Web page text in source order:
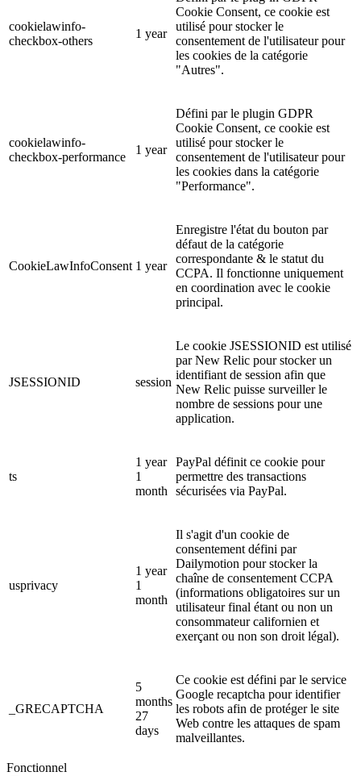
cookielawinfo-
checkbox-others
1 year
Cookie Consent, ce cookie est
utilisé pour stocker le
consentement de l'utilisateur pour
les cookies de la catégorie
"Autres".
cookielawinfo-
checkbox-performance
1 year
Défini par le plugin GDPR
Cookie Consent, ce cookie est
utilisé pour stocker le
consentement de l'utilisateur pour
les cookies dans la catégorie
"Performance".
CookieLawInfoConsent 1 year
Enregistre l'état du bouton par
défaut de la catégorie
correspondante & le statut du
CCPA. Il fonctionne uniquement
en coordination avec le cookie
principal.
JSESSIONID session
Le cookie JSESSIONID est utilisé
par New Relic pour stocker un
identifiant de session afin que
New Relic puisse surveiller le
nombre de sessions pour une
application.
ts
1 year
1
month
PayPal définit ce cookie pour
permettre des transactions
sécurisées via PayPal.
usprivacy
1 year
1
month
Il s'agit d'un cookie de
consentement défini par
Dailymotion pour stocker la
chaîne de consentement CCPA
(informations obligatoires sur un
utilisateur final étant ou non un
consommateur californien et
exerçant ou non son droit légal).
_GRECAPTCHA
5
months
27
days
Ce cookie est défini par le service
Google recaptcha pour identifier
les robots afin de protéger le site
Web contre les attaques de spam
malveillantes.
Fonctionnel